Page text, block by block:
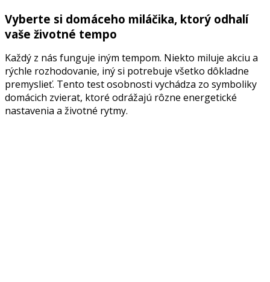
Vyberte si domáceho miláčika, ktorý odhalí
vaše životné tempo
Každý z nás funguje iným tempom. Niekto miluje akciu a
rýchle rozhodovanie, iný si potrebuje všetko dôkladne
premyslieť. Tento test osobnosti vychádza zo symboliky
domácich zvierat, ktoré odrážajú rôzne energetické
nastavenia a životné rytmy.